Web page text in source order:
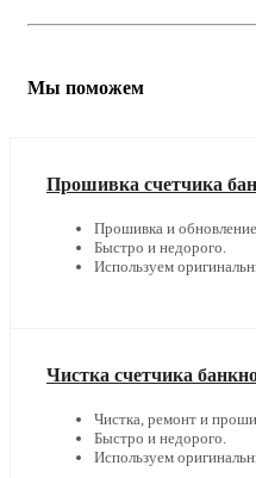
Мы поможем
Прошивка счетчика
Прошивка и
Быстро и недорого.
Используем
Чистка счетчика
Чистка, ремонт и
Быстро и недорого.
Используем